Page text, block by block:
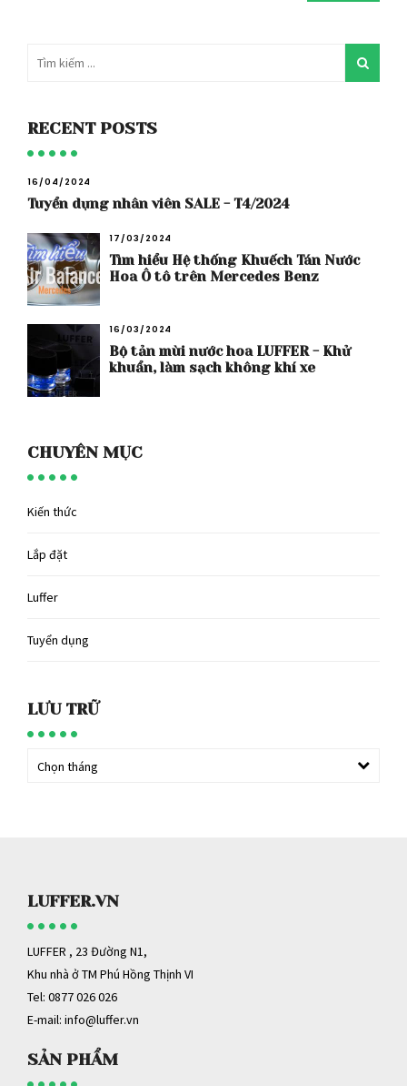
RECENT POSTS
16/04/2024
Tuyển dụng nhân viên SALE - T4/2024
17/03/2024
Tìm hiểu Hệ thống Khuếch Tán Nước
Hoa Ô tô trên Mercedes Benz
16/03/2024
Bộ tản mùi nước hoa LUFFER - Khử
khuẩn, làm sạch không khí xe
CHUYÊN MỤC
Kiến thức
Lắp đặt
Luffer
Tuyển dụng
LƯU TRỮ
Chọn tháng
LUFFER.VN
LUFFER , 23 Đường N1,
Khu nhà ở TM Phú Hồng Thịnh VI
Tel: 0877 026 026
E-mail: info@luffer.vn
SẢN PHẨM